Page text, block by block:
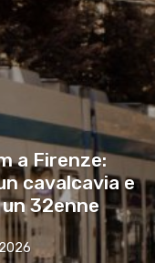
a Firenze:
cavalcavia e
32enne